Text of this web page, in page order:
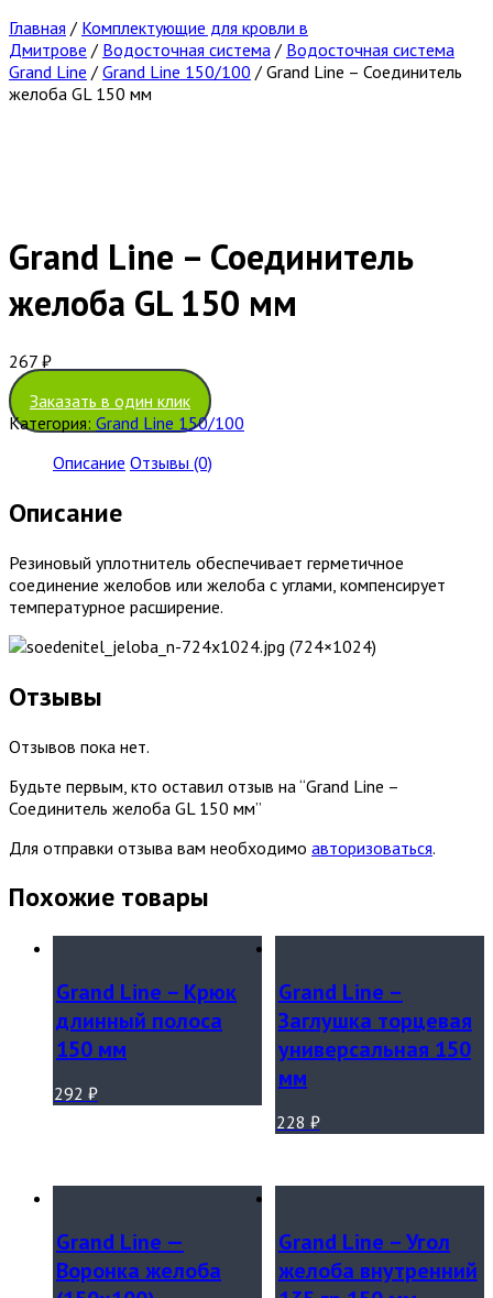
Главная / Комплектующие для кровли в
Дмитрове / Водосточная система / Водосточная система
Grand Line / Grand Line 150/100 / Grand Line – Соединитель
желоба GL 150 мм
Grand Line – Соединитель
желоба GL 150 мм
267 ₽
Заказать в один клик
Категория: Grand Line 150/100
Описание Отзывы (0)
Описание
Резиновый уплотнитель обеспечивает герметичное
соединение желобов или желоба с углами, компенсирует
температурное расширение.
Отзывы
Отзывов пока нет.
Будьте первым, кто оставил отзыв на “Grand Line –
Соединитель желоба GL 150 мм”
Для отправки отзыва вам необходимо авторизоваться.
Похожие товары
Grand Line – Крюк
длинный полоса
150 мм
292 ₽
Grand Line –
Заглушка торцевая
универсальная 150
мм
228 ₽
Grand Line —
Воронка желоба
Grand Line – Угол
желоба внутренний